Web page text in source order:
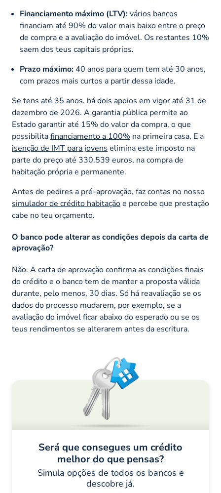
Financiamento máximo (LTV):vários bancos
financiam até 90% do valor mais baixo entre o preço
de compra e a avaliação do imóvel. Os restantes 10%
saem dos teus capitais próprios.
Prazo máximo:40 anos para quem tem até 30 anos,
com prazos mais curtos a partir dessa idade.
Se tens até 35 anos, há dois apoios em vigor até 31 de
dezembro de 2026. A garantia pública permite ao
Estado garantir até 15% do valor da compra, o que
possibilitafinanciamento a 100% na primeira casa. E a
isenção de IMT para jovens elimina este imposto na
parte do preço até 330.539 euros, na compra de
habitação própria e permanente.
Antes de pedires a pré-aprovação, faz contas no nosso
simulador de crédito habitaçãoe percebe que prestação
cabe no teu orçamento.
O banco pode alterar as condições depois da carta de
aprovação?
Não. A carta de aprovação confirma as condições finais
do crédito e o banco tem de manter a proposta válida
durante, pelo menos, 30 dias. Só há reavaliação se os
dados do processo mudarem, por exemplo, se a
avaliação do imóvel ficar abaixo do esperado ou se os
teus rendimentos se alterarem antes da escritura.
Será que consegues um crédito
melhor do que pensas?
Simula opções de todos os bancos e
descobre já.